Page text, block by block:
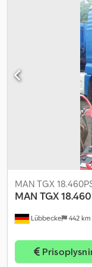
Lübbecke 442 km
MAN TGX
MAN TGX